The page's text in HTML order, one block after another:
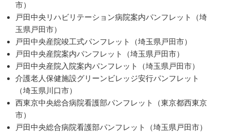
市）
戸田中央リハビリテーション病院案内パンフレット（埼
玉県戸田市）
戸田中央産院竣工式パンフレット（埼玉県戸田市）
戸田中央産院案内パンフレット（埼玉県戸田市）
戸田中央産院入院案内パンフレット（埼玉県戸田市）
介護老人保健施設グリーンビレッジ安行パンフレット
（埼玉県川口市）
西東京中央総合病院看護部パンフレット（東京都西東京
市）
戸田中央総合病院看護部パンフレット（埼玉県戸田市）